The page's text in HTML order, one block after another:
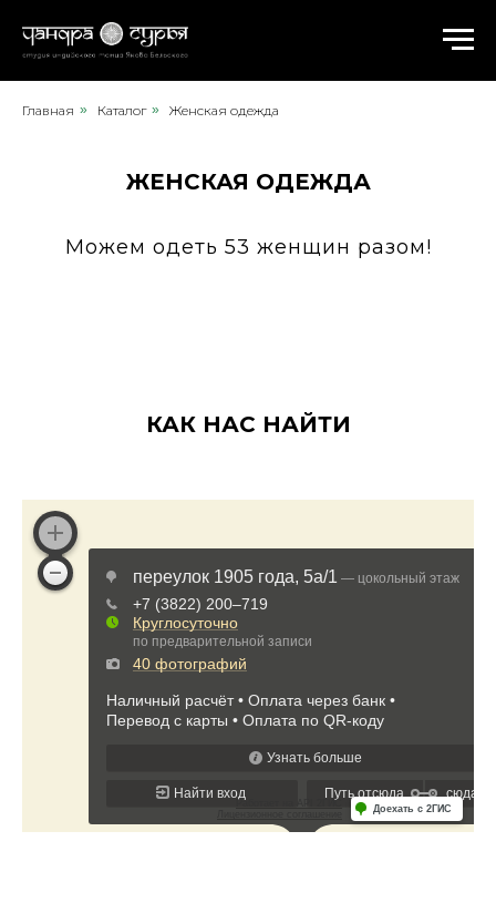
Главная » Каталог » Женская одежда
ЖЕНСКАЯ ОДЕЖДА
Можем одеть 53 женщин разом!
КАК НАС НАЙТИ